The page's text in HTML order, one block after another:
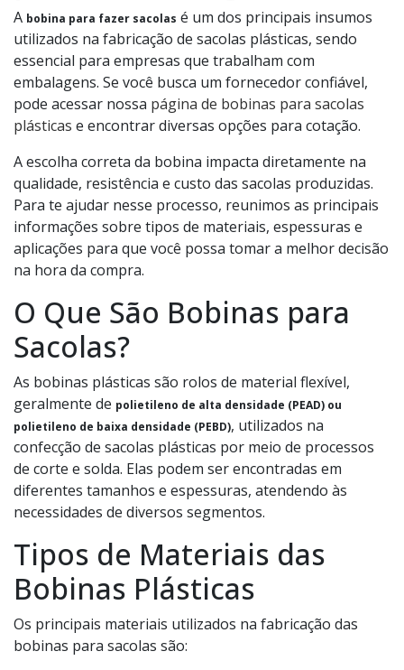
A bobina para fazer sacolas é um dos principais insumos
utilizados na fabricação de sacolas plásticas, sendo
essencial para empresas que trabalham com
embalagens. Se você busca um fornecedor confiável,
pode acessar nossa página de bobinas para sacolas
plásticas e encontrar diversas opções para cotação.
A escolha correta da bobina impacta diretamente na
qualidade, resistência e custo das sacolas produzidas.
Para te ajudar nesse processo, reunimos as principais
informações sobre tipos de materiais, espessuras e
aplicações para que você possa tomar a melhor decisão
na hora da compra.
O Que São Bobinas para
Sacolas?
As bobinas plásticas são rolos de material flexível,
geralmente de polietileno de alta densidade (PEAD) ou
polietileno de baixa densidade (PEBD), utilizados na
confecção de sacolas plásticas por meio de processos
de corte e solda. Elas podem ser encontradas em
diferentes tamanhos e espessuras, atendendo às
necessidades de diversos segmentos.
Tipos de Materiais das
Bobinas Plásticas
Os principais materiais utilizados na fabricação das
bobinas para sacolas são: